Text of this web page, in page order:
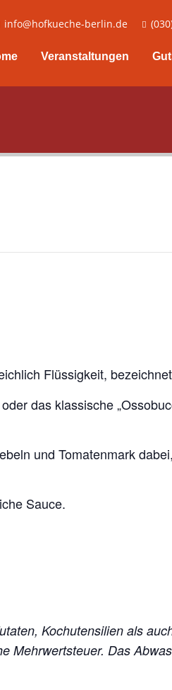
info@hofkueche-berlin.de
Veranstaltungen
Flüssigkeit,
das klassische
und Tomatenmark
Sauce.
Kochutensilien als
Mehrwertsteuer. Das